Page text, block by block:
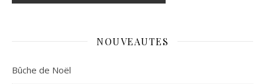
NOUVEAUTES
Bûche de Noël